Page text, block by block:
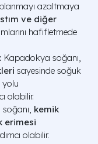
azaltmaya
ve diğer
hafifletmede
Kapadokya soğanı,
sayesinde soğuk
yolu
olabilir.
kemik
erimesi
olabilir.